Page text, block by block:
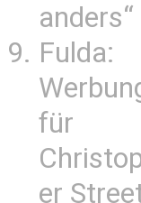
anders“
Fulda:
für
er